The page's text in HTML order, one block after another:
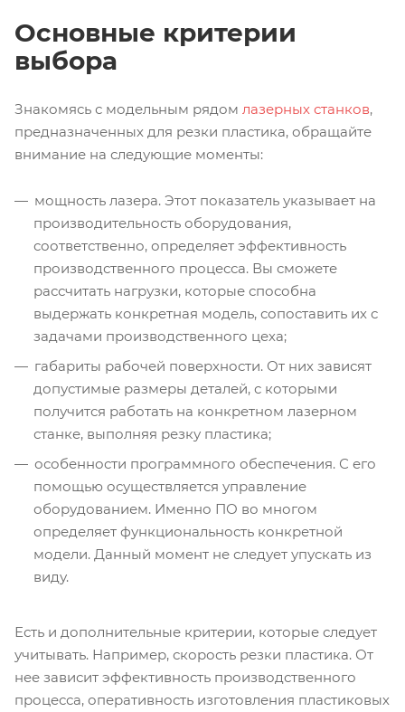
Основные критерии
выбора
Знакомясь с модельным рядом лазерных станков,
предназначенных для резки пластика, обращайте
внимание на следующие моменты:
мощность лазера. Этот показатель указывает на
производительность оборудования,
соответственно, определяет эффективность
производственного процесса. Вы сможете
рассчитать нагрузки, которые способна
выдержать конкретная модель, сопоставить их с
задачами производственного цеха;
габариты рабочей поверхности. От них зависят
допустимые размеры деталей, с которыми
получится работать на конкретном лазерном
станке, выполняя резку пластика;
особенности программного обеспечения. С его
помощью осуществляется управление
оборудованием. Именно ПО во многом
определяет функциональность конкретной
модели. Данный момент не следует упускать из
виду.
Есть и дополнительные критерии, которые следует
учитывать. Например, скорость резки пластика. От
нее зависит эффективность производственного
процесса, оперативность изготовления пластиковых